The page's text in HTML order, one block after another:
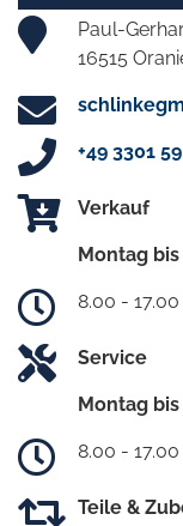
Paul-
16515
+49 3301
Verkauf
Montag
8.00 -
Service
Montag
8.00 -
Teile &